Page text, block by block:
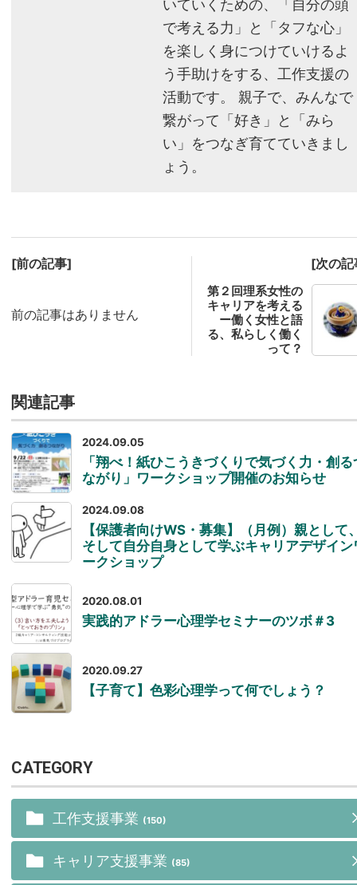
いていくための、「自分の頭
で考える力」と「タフな心」
を楽しく身につけていけるよ
う手助けをする、工作支援の
活動です。 親子で、みんなで
繋がって「好き」と「みら
い」をつなぎ育てていきまし
ょう。
[前の記事]
前の記事はありません
[次の
第２回理系女性の
キャリアを考える
ー働く女性と語
る、私らしく働く
って？
関連記事
2024.09.05
「翔べ！紙ひこうきづくりで気づく力・創る
ながり」ワークショップ開催のお知らせ
2024.09.08
【保護者向けWS・募集】（月例）親として
そして自分自身として学ぶキャリアデザイン
ークショップ
2020.08.01
実践的アドラー心理学セミナーのツボ＃3
2020.09.27
【子育て】色彩心理学って何でしょう？
CATEGORY
工作支援事業 (150)
キャリア支援事業 (85)